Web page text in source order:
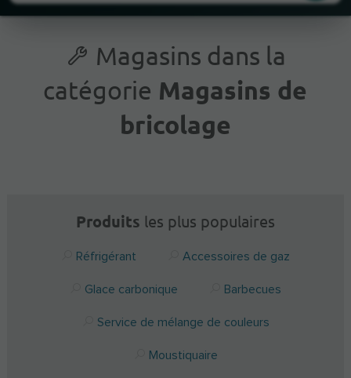
Emplacement actuel
Magasins dans la
catégorie Magasins de
bricolage
Produits les plus populaires
Réfrigérant Accessoires de gaz
Glace carbonique Barbecues
Service de mélange de couleurs
Moustiquaire